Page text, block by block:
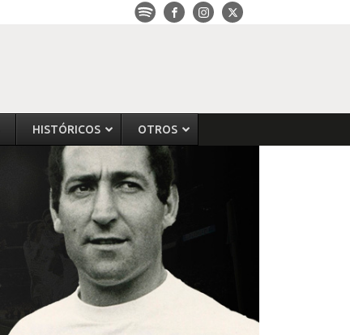
HISTÓRICOS OTROS